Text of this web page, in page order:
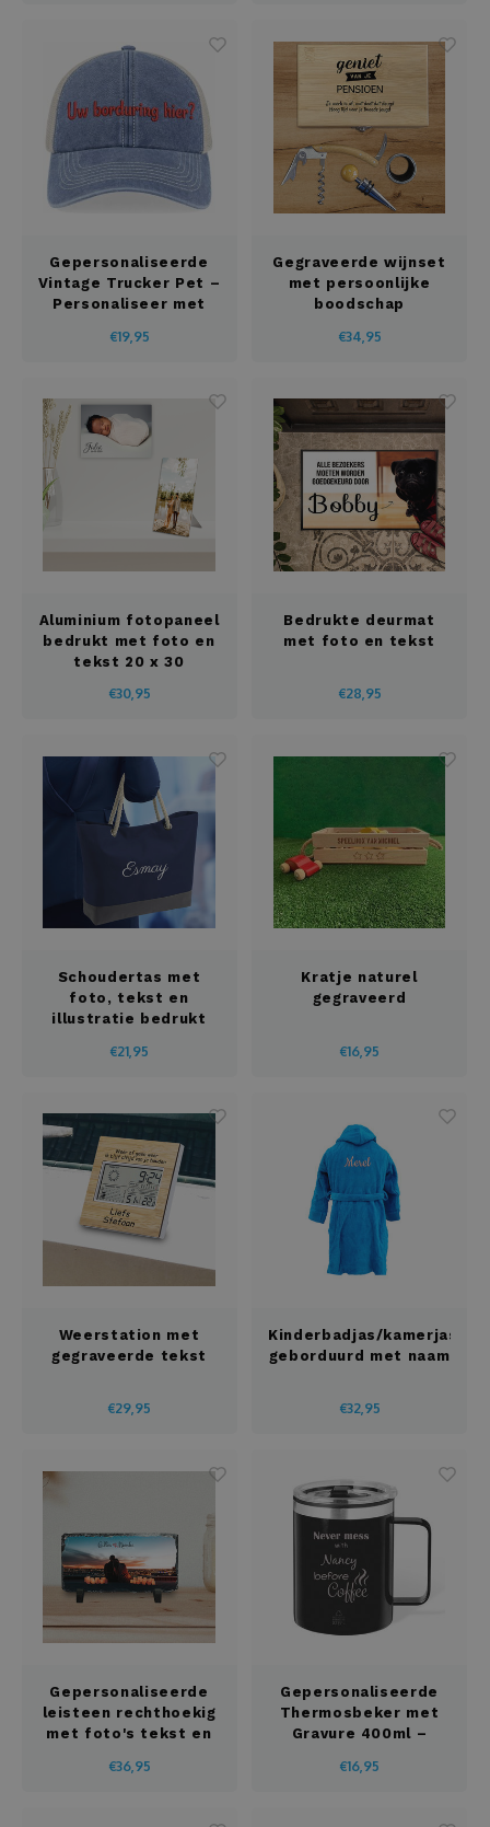
Washandje
Wijnsets
Zonnescherm
Gepersonaliseerde
Vintage Trucker Pet –
Personaliseer met
€19,95
Gegraveerde wijnset
met persoonlijke
boodschap
€34,95
Aluminium fotopaneel
bedrukt met foto en
tekst 20 x 30
€30,95
Bedrukte deurmat
met foto en tekst
€28,95
Schoudertas met
foto, tekst en
illustratie bedrukt
€21,95
Kratje naturel
gegraveerd
€16,95
Weerstation met
gegraveerde tekst
€29,95
Kinderbadjas/kamerjas
geborduurd met naam
€32,95
Gepersonaliseerde
leisteen rechthoekig
met foto's tekst en
€36,95
Gepersonaliseerde
Thermosbeker met
Gravure 400ml –
€16,95